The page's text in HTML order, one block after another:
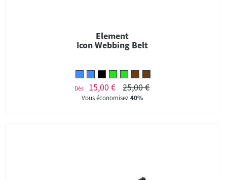
Element
Icon Webbing Belt
Dès 15,00 € 25,00 €
Vous économisez40%